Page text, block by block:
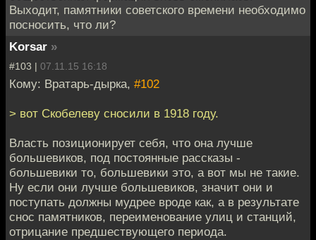
Выходит, памятники советского времени необходимо
посносить, что ли?
Korsar »
#103 | 07.11.15 16:18
Кому: Вратарь-дырка, #102
> вот Скобелеву сносили в 1918 году.
Власть позиционирует себя, что она лучше
большевиков, под постоянные рассказы -
большевики то, большевики это, а вот мы не такие.
Ну если они лучше большевиков, значит они и
поступать должны мудрее вроде как, а в результате
снос памятников, переименование улиц и станций,
отрицание предшествующего периода.